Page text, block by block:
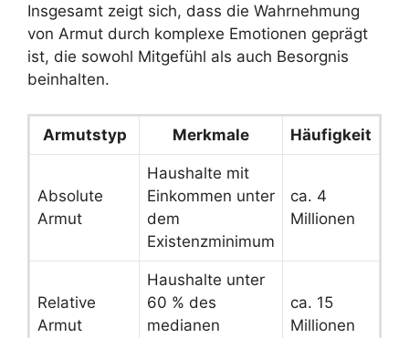
Insgesamt zeigt sich, dass die Wahrnehmung
von Armut durch komplexe Emotionen geprägt
ist, die sowohl Mitgefühl als auch Besorgnis
beinhalten.
Armutstyp Merkmale Häufigkeit
Absolute
Armut
Haushalte mit
Einkommen unter
dem
Existenzminimum
ca. 4
Millionen
Relative
Armut
Haushalte unter
60 % des
medianen
ca. 15
Millionen